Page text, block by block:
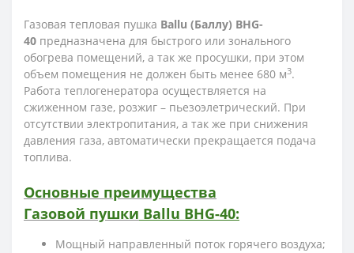
Газовая тепловая пушка Ballu (Баллу) BHG-
40 предназначена для быстрого или зонального
обогрева помещений, а так же просушки, при этом
объем помещения не должен быть менее 680 м3.
Работа теплогенератора осуществляется на
сжиженном газе, розжиг – пьезоэлетрический. При
отсутствии электропитания, а так же при снижения
давления газа, автоматически прекращается подача
топлива.
Основные преимущества
Газовой пушки Ballu BHG-40:
Мощный направленный поток горячего воздуха;